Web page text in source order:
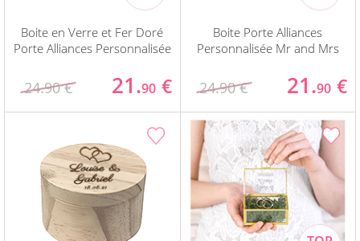
Boite en Verre et Fer Doré
Porte Alliances Personnalisée
24.90 € 21.90 €
Boite Porte Alliances
Personnalisée Mr and Mrs
24.90 € 21.90 €